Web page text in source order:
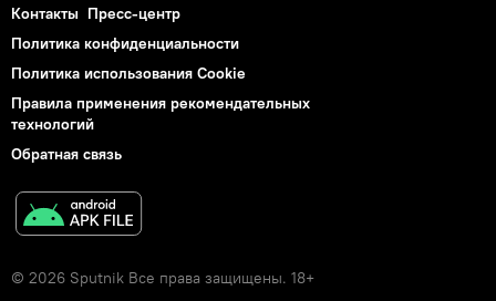
Контакты Пресс-центр
Политика конфиденциальности
Политика использования Cookie
Правила применения рекомендательных
технологий
Обратная связь
© 2026 Sputnik Все права защищены. 18+